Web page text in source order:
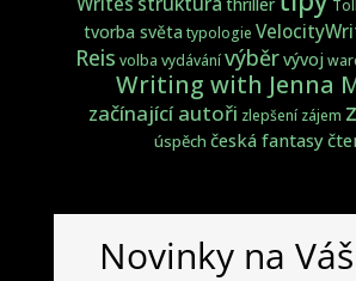
tvorba světa typologie
Reis volba vydávánívýběrvývoj
Writing with Jenna
začínající autoři zlepšení zájem
úspěch česká fantasy
Novinky na